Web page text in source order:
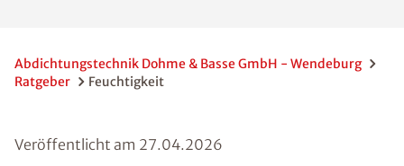
Abdichtungstechnik Dohme & Basse GmbH -